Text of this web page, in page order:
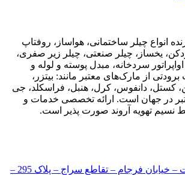
انواع چیلر ساختمانی، هواساز، روفتاپ
یخساز، چیلر صنعتی، چیلر زیر صفری،
سردخانه، مبدل پوسته و لوله و
از مارک‌های معتبر مانند: بیتزر،
کستل، دانفوس، کرل، هنبل، فراسکلد، جی
در جهان است. ارائه تخصصی خدمات و
تهویه آروند صورت پذیر است.
تهران – میدان رسالت – خیابان فرجام – تقاطع سراج – پلاک 295 –